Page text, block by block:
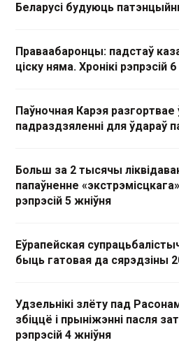
Беларусі будуюць
Праваабаронцы: падстаў
ціску няма. Хронікі рэпрэсій
Паўночная Карэя
падраздзяленні для ўдараў
Больш за 2 тысячы
папаўненне «экстрэмісцкага»
рэпрэсій 5 жніўня
Еўрапейская
быць гатовая да сярэдзіны
Удзельнікі злёту пад
збіццё і прыніжэнні пасля
рэпрэсій 4 жніўня